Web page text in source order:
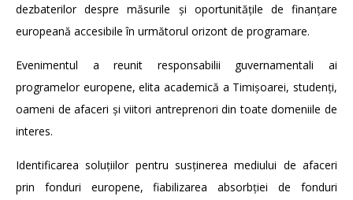
dezbaterilor despre măsurile și oportunitățile de finanțare
europeană accesibile în următorul orizont de programare.
Evenimentul a reunit responsabilii guvernamentali ai
programelor europene, elita academică a Timișoarei, studenți,
oameni de afaceri și viitori antreprenori din toate domeniile de
interes.
Identificarea soluțiilor pentru susținerea mediului de afaceri
prin fonduri europene, fiabilizarea absorbției de fonduri